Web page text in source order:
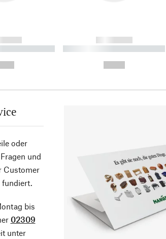
----------
------------
----------- ----------- ----------
oder
und
Customer
fundiert.
bis
02309
unter